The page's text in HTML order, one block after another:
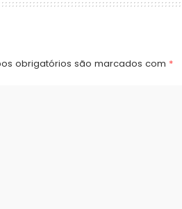
obrigatórios são marcados com *